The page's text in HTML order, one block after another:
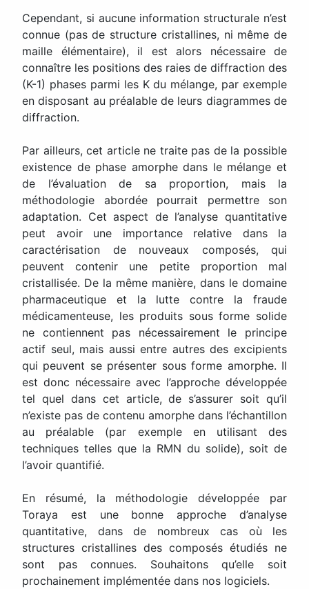
Cependant, si aucune information structurale n’est
connue (pas de structure cristallines, ni même de
maille élémentaire), il est alors nécessaire de
connaître les positions des raies de diffraction des
(K-1) phases parmi les K du mélange, par exemple
en disposant au préalable de leurs diagrammes de
diffraction.
Par ailleurs, cet article ne traite pas de la possible
existence de phase amorphe dans le mélange et
de l’évaluation de sa proportion, mais la
méthodologie abordée pourrait permettre son
adaptation. Cet aspect de l’analyse quantitative
peut avoir une importance relative dans la
caractérisation de nouveaux composés, qui
peuvent contenir une petite proportion mal
cristallisée. De la même manière, dans le domaine
pharmaceutique et la lutte contre la fraude
médicamenteuse, les produits sous forme solide
ne contiennent pas nécessairement le principe
actif seul, mais aussi entre autres des excipients
qui peuvent se présenter sous forme amorphe. Il
est donc nécessaire avec l’approche développée
tel quel dans cet article, de s’assurer soit qu’il
n’existe pas de contenu amorphe dans l’échantillon
au préalable (par exemple en utilisant des
techniques telles que la RMN du solide), soit de
l’avoir quantifié.
En résumé, la méthodologie développée par
Toraya est une bonne approche d’analyse
quantitative, dans de nombreux cas où les
structures cristallines des composés étudiés ne
sont pas connues. Souhaitons qu’elle soit
prochainement implémentée dans nos logiciels.